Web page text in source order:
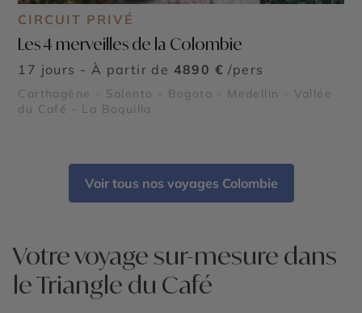
CIRCUIT PRIVÉ
Les 4 merveilles de la Colombie
17 jours - À partir de 4890 € /pers
Carthagène - Salento - Bogota - Medellin - Vallée
du Café - La Boquilla
Voir tous nos voyages Colombie
Votre voyage sur-mesure dans
le Triangle du Café